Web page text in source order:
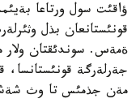
ؤاقئت سول ورتاعا
قونئستانعان بذل
ةمةس. سوندئقتان ولار
جةرلةرگة قونئستانسا،
مةن جذمئس تا وث